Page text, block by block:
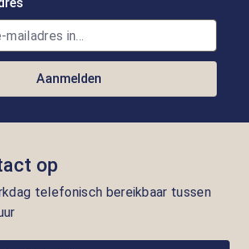
Aanmelden
op
telefonisch bereikbaar tussen